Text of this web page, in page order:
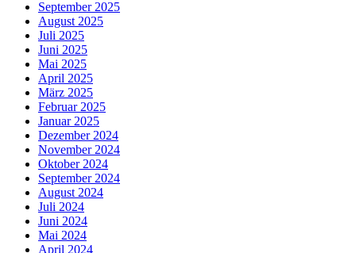
September 2025
August 2025
Juli 2025
Juni 2025
Mai 2025
April 2025
März 2025
Februar 2025
Januar 2025
Dezember 2024
November 2024
Oktober 2024
September 2024
August 2024
Juli 2024
Juni 2024
Mai 2024
April 2024